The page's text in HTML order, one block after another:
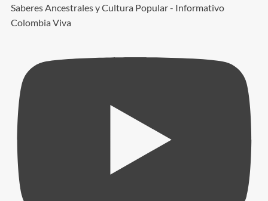
Saberes Ancestrales y Cultura Popular - Informativo
Colombia Viva